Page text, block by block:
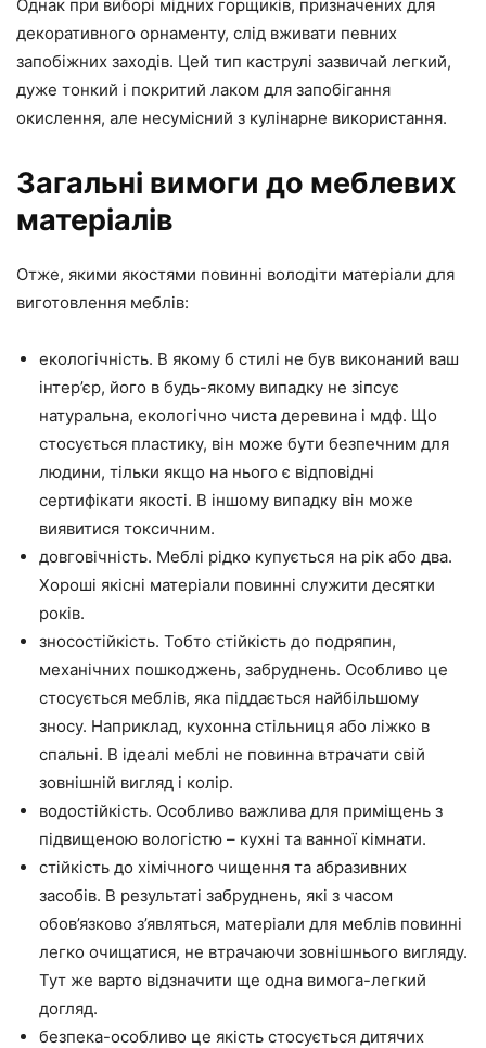
Однак при виборі мідних горщиків, призначених для
декоративного орнаменту, слід вживати певних
запобіжних заходів. Цей тип каструлі зазвичай легкий,
дуже тонкий і покритий лаком для запобігання
окислення, але несумісний з кулінарне використання.
Загальні вимоги до меблевих
матеріалів
Отже, якими якостями повинні володіти матеріали для
виготовлення меблів:
екологічність. В якому б стилі не був виконаний ваш
інтер’єр, його в будь-якому випадку не зіпсує
натуральна, екологічно чиста деревина і мдф. Що
стосується пластику, він може бути безпечним для
людини, тільки якщо на нього є відповідні
сертифікати якості. В іншому випадку він може
виявитися токсичним.
довговічність. Меблі рідко купується на рік або два.
Хороші якісні матеріали повинні служити десятки
років.
зносостійкість. Тобто стійкість до подряпин,
механічних пошкоджень, забруднень. Особливо це
стосується меблів, яка піддається найбільшому
зносу. Наприклад, кухонна стільниця або ліжко в
спальні. В ідеалі меблі не повинна втрачати свій
зовнішній вигляд і колір.
водостійкість. Особливо важлива для приміщень з
підвищеною вологістю – кухні та ванної кімнати.
стійкість до хімічного чищення та абразивних
засобів. В результаті забруднень, які з часом
обов’язково з’являться, матеріали для меблів повинні
легко очищатися, не втрачаючи зовнішнього вигляду.
Тут же варто відзначити ще одна вимога-легкий
догляд.
безпека-особливо це якість стосується дитячих